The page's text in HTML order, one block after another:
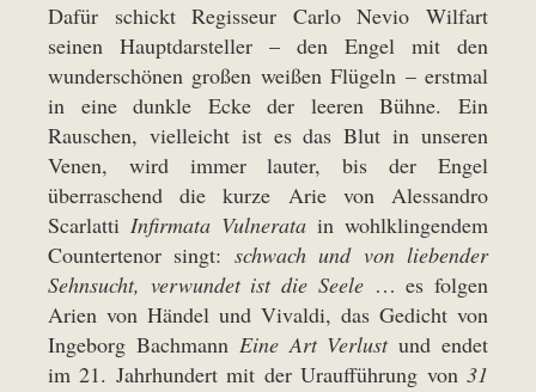
Dafür schickt Regisseur Carlo Nevio Wilfart
seinen Hauptdarsteller – den Engel mit den
wunderschönen großen weißen Flügeln – erstmal
in eine dunkle Ecke der leeren Bühne. Ein
Rauschen, vielleicht ist es das Blut in unseren
Venen, wird immer lauter, bis der Engel
überraschend die kurze Arie von Alessandro
Scarlatti Infirmata Vulnerata in wohlklingendem
Countertenor singt: schwach und von liebender
Sehnsucht, verwundet ist die Seele… es folgen
Arien von Händel und Vivaldi, das Gedicht von
Ingeborg Bachmann Eine Art Verlustund endet
im 21. Jahrhundert mit der Uraufführung von 31